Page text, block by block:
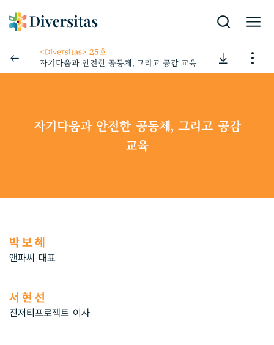
<Diversitas> 25호
자기다움과 안전한 공동체, 그리고 공감 교육
자기다움과 안전한 공동체, 그리고 공감
교육
박보혜
앤파씨 대표
서현선
진저티프로젝트 이사